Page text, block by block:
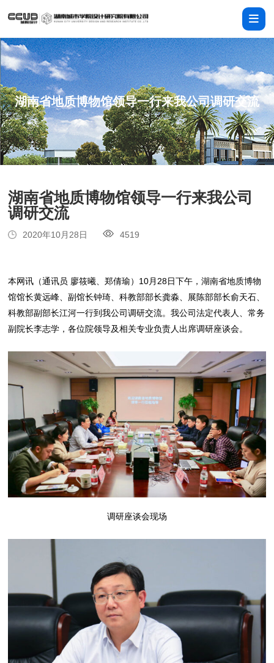
湖南省地质博物馆领导一行来我公司调研交流
湖南省地质博物馆领导一行来我公司
调研交流
2020年10月28日 4519
本网讯（通讯员 廖筱曦、郑倩瑜）10月28日下午，湖南省地质博物
馆馆长黄远峰、副馆长钟琦、科教部部长龚淼、展陈部部长俞天石、
科教部副部长江河一行到我公司调研交流。我公司法定代表人、常务
副院长李志学，各位院领导及相关专业负责人出席调研座谈会。
调研座谈会现场